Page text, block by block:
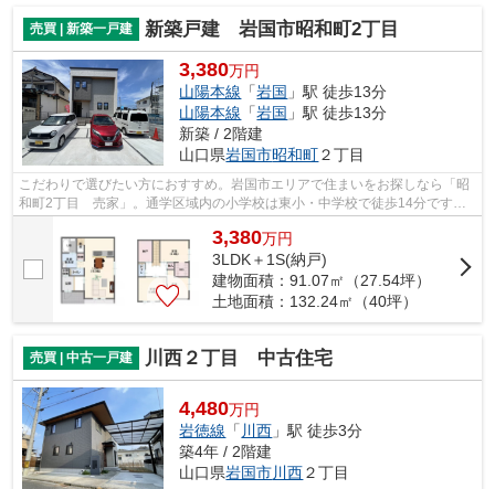
売買 | 新築一戸建 新築戸建 岩国市昭和町2丁目
3,380万円
山陽本線 「岩国 」駅 徒歩13分
山陽本線 「岩国 」駅 徒歩13分
新築 / 2階建
山口県岩国市昭和町２丁目
こだわりで選びたい方におすすめ。岩国市エリアで住まいをお探しなら「昭
和町2丁目 売家」。通学区域内の小学校は東小・中学校で徒歩14分です。
3,380万円
3LDK＋1S(納戸)
建物面積：91.07㎡（27.54坪）
土地面積：132.24㎡（40坪）
売買 | 中古一戸建 川西２丁目 中古住宅
4,480万円
岩徳線 「 川西 」駅 徒歩3分
築4年 / 2階建
山口県岩国市川西２丁目